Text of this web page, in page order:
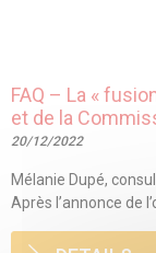
FAQ – La «
et de la
20/12/2022
Mélanie Dupé,
Après l’annonce de